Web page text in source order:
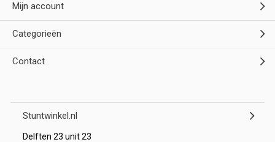
Mijn account
Categorieën
Contact
Stuntwinkel.nl
Delften 23 unit 23